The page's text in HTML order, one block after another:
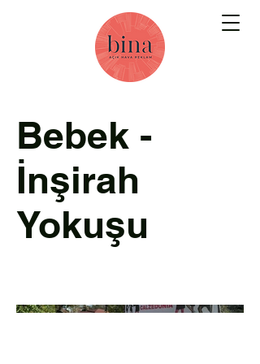
Bebek -
İnşirah
Yokuşu